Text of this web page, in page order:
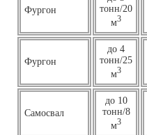
Фургон
тонн/20
м3
Фургон
до 4
тонн/25
м3
Самосвал
до 10
тонн/8
м3